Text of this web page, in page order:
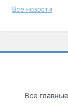
Все новости
Все